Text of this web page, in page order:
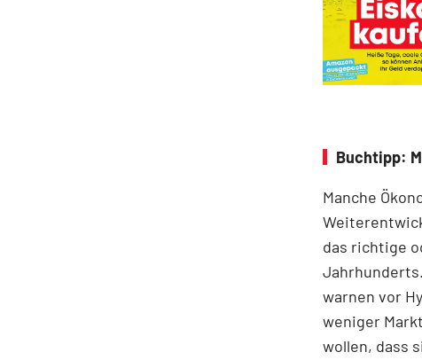
Buchtipp:
Manche
das richtige
warnen vor
weniger
wollen, dass